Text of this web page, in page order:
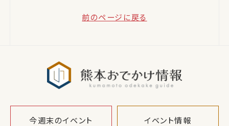
前のページに戻る
今週末のイベント イベント情報